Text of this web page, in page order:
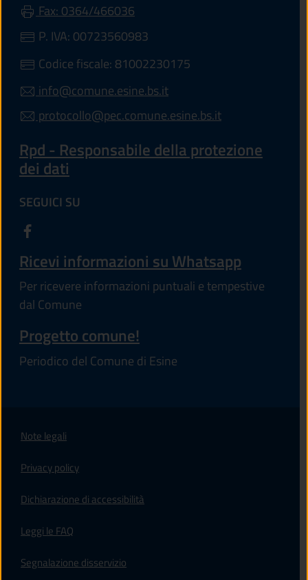
Fax: 0364/466036
P. IVA: 00723560983
Codice fiscale: 81002230175
info@comune.esine.bs.it
protocollo@pec.comune.esine.bs.it
Rpd - Responsabile della protezione
dei dati
SEGUICI SU
Ricevi informazioni su Whatsapp
Per ricevere informazioni puntuali e tempestive
dal Comune
Progetto comune!
Periodico del Comune di Esine
Note legali
Privacy policy
Dichiarazione di accessibilità
Leggi le FAQ
Segnalazione disservizio